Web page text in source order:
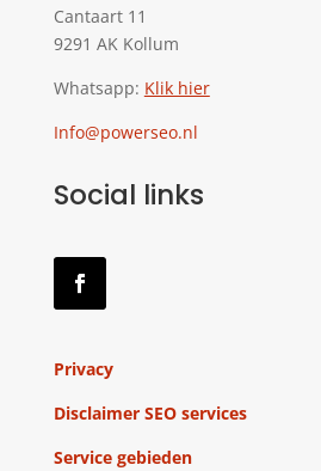
Cantaart 11
9291 AK Kollum
Whatsapp: Klik hier
Info@powerseo.nl
Social links
Privacy
Disclaimer SEO services
Service gebieden